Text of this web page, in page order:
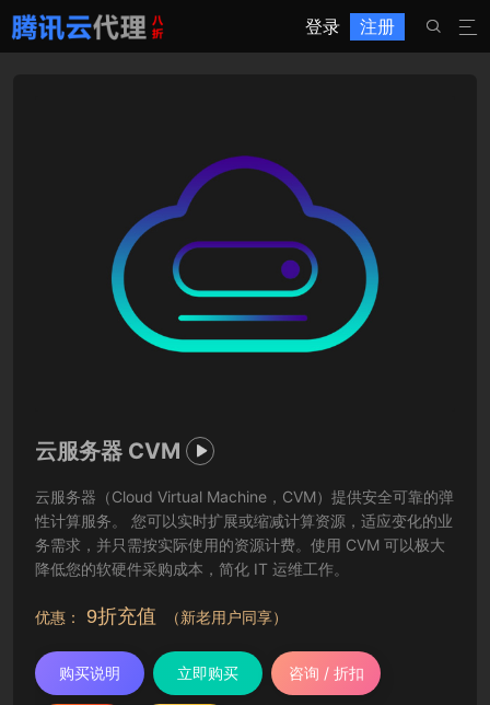
登录 注册 

云服务器 CVM 
云服务器（Cloud Virtual Machine，CVM）提供安全可靠的弹
性计算服务。 您可以实时扩展或缩减计算资源，适应变化的业
务需求，并只需按实际使用的资源计费。使用 CVM 可以极大
降低您的软硬件采购成本，简化 IT 运维工作。
优惠： 9折充值 （新老用户同享）
购买说明 立即购买 咨询 / 折扣